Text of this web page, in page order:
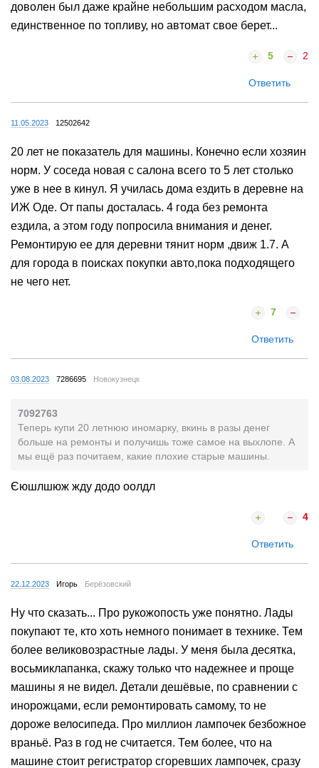
доволен был даже крайне небольшим расходом масла,
единственное по топливу, но автомат свое берет...
5 2
Ответить
11.05.2023 12502642
20 лет не показатель для машины. Конечно если хозяин
норм. У соседа новая с салона всего то 5 лет столько
уже в нее в кинул. Я училась дома ездить в деревне на
ИЖ Оде. От папы досталась. 4 года без ремонта
ездила, а этом году попросила внимания и денег.
Ремонтирую ее для деревни тянит норм ,движ 1.7. А
для города в поисках покупки авто,пока подходящего
не чего нет.
7
Ответить
03.08.2023 7286695 Новокузнецк
7092763
Теперь купи 20 летнюю иномарку, вкинь в разы денег
больше на ремонты и получишь тоже самое на выхлопе. А
мы ещё раз почитаем, какие плохие старые машины.
Єюшлшюж жду додо оолдл
4
Ответить
22.12.2023 Игорь Берёзовский
Ну что сказать... Про рукожопость уже понятно. Лады
покупают те, кто хоть немного понимает в технике. Тем
более великовозрастные лады. У меня была десятка,
восьмиклапанка, скажу только что надежнее и проще
машины я не видел. Детали дешёвые, по сравнении с
инорожцами, если ремонтировать самому, то не
дороже велосипеда. Про миллион лампочек безбожное
враньё. Раз в год не считается. Тем более, что на
машине стоит регистратор сгоревших лампочек, сразу